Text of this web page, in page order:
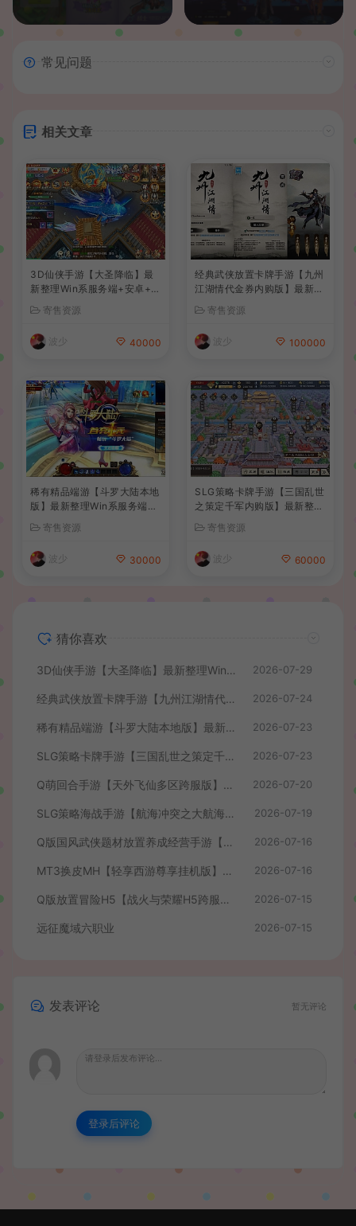
常见问题
相关文章
3D仙侠手游【大圣降临】最
新整理Win系服务端+安卓+C
DK授权后台+详细搭建教程
+前后端全套源码
寄售资源
波少 40000
经典武侠放置卡牌手游【九州
江湖情代金券内购版】最新整
理单机一键即玩镜像端+Linu
x手工服务端+安卓苹果双端+
CDK授权后台+详细搭建教程
寄售资源
波少 100000
稀有精品端游【斗罗大陆本地
版】最新整理Win系服务端+P
C客户端+网页注册+CDK授
权后台+管理后台+详细搭建
教程
寄售资源
波少 30000
SLG策略卡牌手游【三国乱世
之策定千军内购版】最新整理
单机一键即玩镜像端+Linux
手工服务端+安卓+CDK授权
后台+详细搭建教程+前后端
全套源码
寄售资源
波少 60000
猜你喜欢
3D仙侠手游【大圣降临】最新整理Win系服务端+安卓+CDK授权后台+详细搭建教程+前后端全套源码 2026-07-29
经典武侠放置卡牌手游【九州江湖情代金券内购版】最新整理单机一键即玩镜像端+Linux手工服务端+安卓苹果双端+CDK授权后台+详细搭建教程 2026-07-24
稀有精品端游【斗罗大陆本地版】最新整理Win系服务端+PC客户端+网页注册+CDK授权后台+管理后台+详细搭建教程 2026-07-23
SLG策略卡牌手游【三国乱世之策定千军内购版】最新整理单机一键即玩镜像端+Linux手工服务端+安卓+CDK授权后台+详细搭建教程+前后端全套源码 2026-07-23
Q萌回合手游【天外飞仙多区跨服版】最新整理单机一键即玩镜像端+Linux手工服务端+安卓+CDK授权后台+详细搭建教程 2026-07-20
SLG策略海战手游【航海冲突之大航海大战】最新整理Win系半手工服务端+安卓+CDK授权后台+详细搭建教程+前后端全套修复源码 2026-07-19
Q版国风武侠题材放置养成经营手游【我要当掌门】最新整理单机一键即玩镜像端+Linux手工服务端+安卓苹果H5三端+CDK授权后台+全套源码+详细搭建教程 2026-07-16
MT3换皮MH【轻享西游尊享挂机版】最新整理单机一键即玩镜像端+Linux手工服务端+安卓苹果双端+GM后台+全套源码+详细搭建教程 2026-07-16
Q版放置冒险H5【战火与荣耀H5跨服版】最新整理单机一键即玩镜像端+Linux手工服务端+简易安卓+CDK授权后台+详细搭建教程 2026-07-15
远征魔域六职业 2026-07-15
发表评论 暂无评论
登录后评论